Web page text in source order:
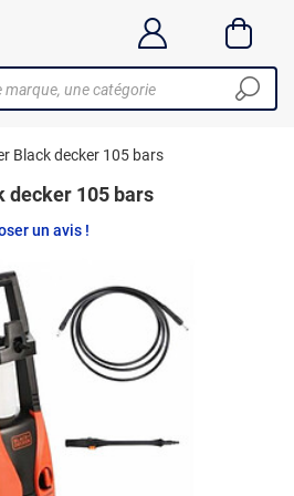
Black decker 105 bars
decker 105 bars
un avis !